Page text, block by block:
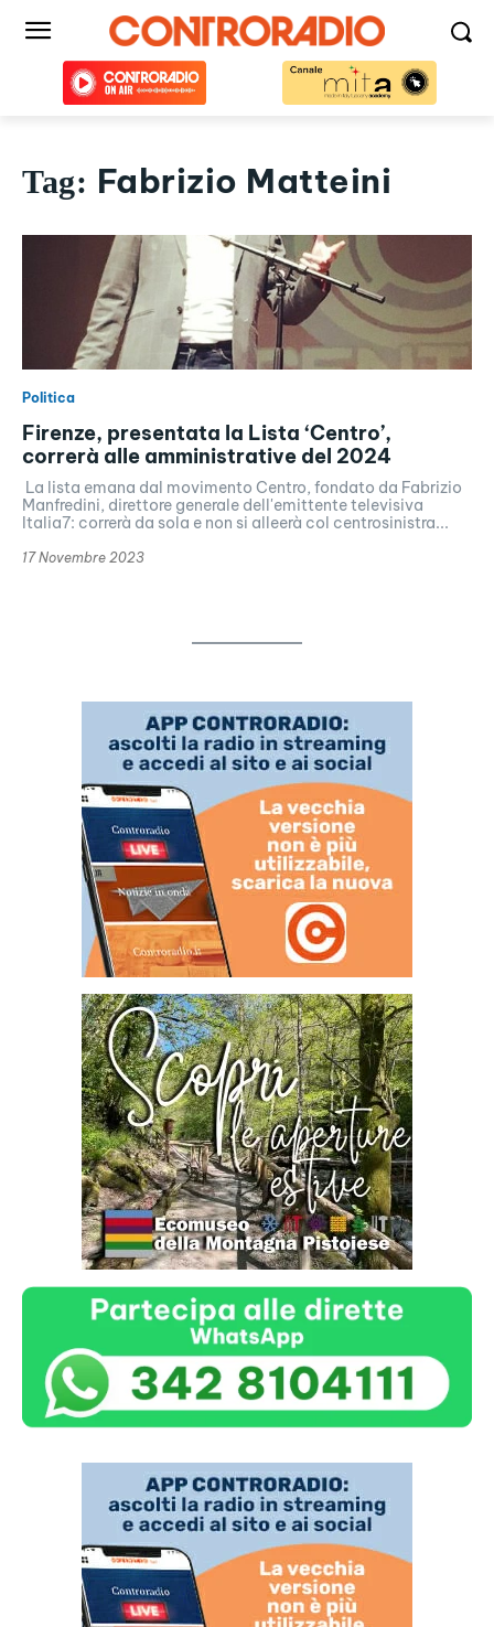
Tag: Fabrizio Matteini
Politica
Firenze, presentata la Lista ‘Centro’,
correrà alle amministrative del 2024
La lista emana dal movimento Centro, fondato da Fabrizio
Manfredini, direttore generale dell'emittente televisiva
Italia7: correrà da sola e non si alleerà col centrosinistra...
17 Novembre 2023